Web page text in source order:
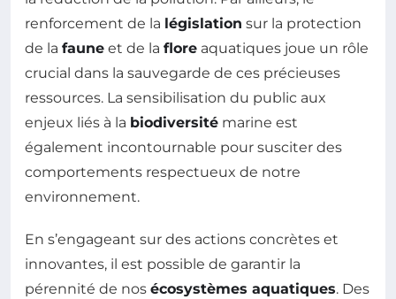
renforcement de la législation sur la protection
de la faune et de la flore aquatiques joue un rôle
crucial dans la sauvegarde de ces précieuses
ressources. La sensibilisation du public aux
enjeux liés à la biodiversité marine est
également incontournable pour susciter des
comportements respectueux de notre
environnement.
En s’engageant sur des actions concrètes et
innovantes, il est possible de garantir la
pérennité de nos écosystèmes aquatiques. Des